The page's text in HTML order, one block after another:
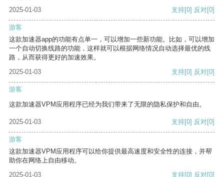
2025-01-03
支持[0] 反对[0]
游客
这款加速器app的功能有点单一，可以增加一些新功能。比如，可以增加
一个自动切换线路的功能，这样就可以根据网络情况自动选择最优的线
路，从而获得更好的加速效果。
2025-01-03
支持[0] 反对[0]
游客
这款加速器VPM应用程序已经为我们带来了无限的隐私保护和自由。
2025-01-03 支持[0] 反对[0]
游客
这款加速器VPM应用程序可以给你提供最高速度和安全性的连接，并帮
助你在网络上自由移动。
2025-01-03
支持[0] 反对[0]